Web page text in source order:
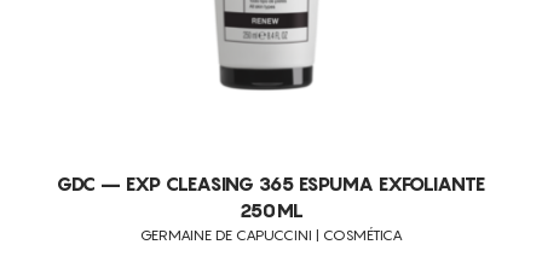
GDC – EXP CLEASING 365 ESPUMA EXFOLIANTE
250ML
GERMAINE DE CAPUCCINI | COSMÉTICA